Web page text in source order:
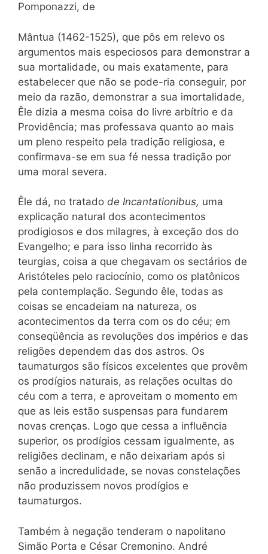
Pomponazzi, de
Mântua (1462-1525), que pôs em relevo os
argumentos mais especiosos para demonstrar a
sua mortalidade, ou mais exatamente, para
estabelecer que não se pode-ria conseguir, por
meio da razão, demonstrar a sua imortalidade,
Êle dizia a mesma coisa do livre arbítrio e da
Providência; mas professava quanto ao mais
um pleno respeito pela tradição religiosa, e
confirmava-se em sua fé nessa tradição por
uma moral severa.
Êle dá, no tratado de Incantationibus, uma
explicação natural dos acontecimentos
prodigiosos e dos milagres, à exceção dos do
Evangelho; e para isso linha recorrido às
teurgias, coisa a que chegavam os sectários de
Aristóteles pelo raciocínio, como os platônicos
pela contemplação. Segundo êle, todas as
coisas se encadeiam na natureza, os
acontecimentos da terra com os do céu; em
conseqüência as revoluções dos impérios e das
religões dependem das dos astros. Os
taumaturgos são físicos excelentes que provêm
os prodígios naturais, as relações ocultas do
céu com a terra, e aproveitam o momento em
que as leis estão suspensas para fundarem
novas crenças. Logo que cessa a influência
superior, os prodígios cessam igualmente, as
religiões declinam, e não deixariam após si
senão a incredulidade, se novas constelações
não produzissem novos prodígios e
taumaturgos.
Também à negação tenderam o napolitano
Simão Porta e César Cremonino. André